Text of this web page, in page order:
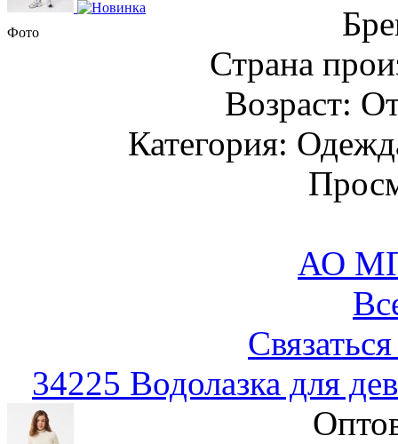
Фото
Страна
Возраст:
Категория:
АО
34225 Водолазка для